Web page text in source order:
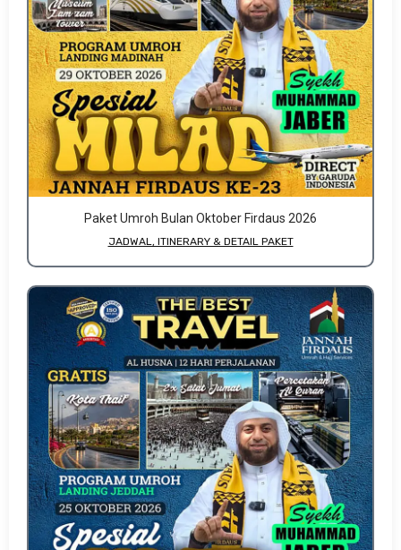
Paket Umroh Bulan Oktober Firdaus 2026
JADWAL, ITINERARY & DETAIL PAKET